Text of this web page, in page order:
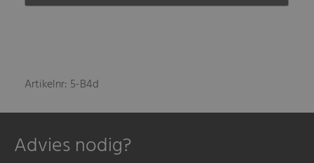
Artikelnr: 5-B4d
Advies nodig?